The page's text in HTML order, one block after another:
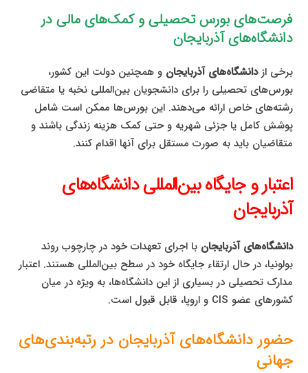
فرصت‌های بورس تحصیلی و کمک‌های مالی در
دانشگاه‌های آذربایجان
برخی ازدانشگاه‌های آذربایجان و همچنین دولت این کشور،
بورس‌های تحصیلی را برای دانشجویان بین‌المللی نخبه یا متقاضی
رشته‌های خاص ارائه می‌دهند. این بورس‌ها ممکن است شامل
پوشش کامل یا جزئی شهریه و حتی کمک هزینه زندگی باشند و
متقاضیان باید به صورت مستقل برای آنها اقدام کنند.
اعتبار و جایگاه بین‌المللی دانشگاه‌های
آذربایجان
دانشگاه‌های آذربایجان با اجرای تعهدات خود در چارچوب روند
بولونیا، در حال ارتقاء جایگاه خود در سطح بین‌المللی هستند. اعتبار
مدارک تحصیلی در بسیاری از این دانشگاه‌ها، به ویژه در میان
کشورهای عضو CIS و اروپا، قابل قبول است.
حضور دانشگاه‌های آذربایجان در رتبه‌بندی‌های
جهانی